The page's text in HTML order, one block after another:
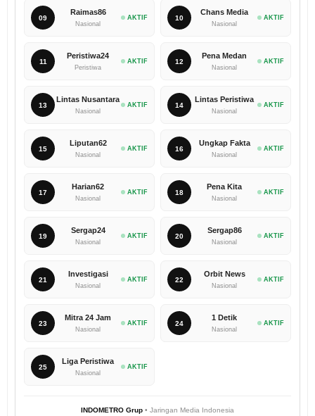
09
Raimas86
Nasional
AKTIF 10
Chans Media
Nasional
AKTIF
11
Peristiwa24
Peristiwa
AKTIF 12
Pena Medan
Nasional
AKTIF
13
Lintas Nusantara
Nasional
AKTIF 14
Lintas Peristiwa
Nasional
AKTIF
15
Liputan62
Nasional
AKTIF 16
Ungkap Fakta
Nasional
AKTIF
17
Harian62
Nasional
AKTIF 18
Pena Kita
Nasional
AKTIF
19
Sergap24
Nasional
AKTIF 20
Sergap86
Nasional
AKTIF
21
Investigasi
Nasional
AKTIF 22
Orbit News
Nasional
AKTIF
23
Mitra 24 Jam
Nasional
AKTIF 24
1 Detik
Nasional
AKTIF
25
Liga Peristiwa
Nasional
AKTIF
INDOMETRO Grup • Jaringan Media Indonesia